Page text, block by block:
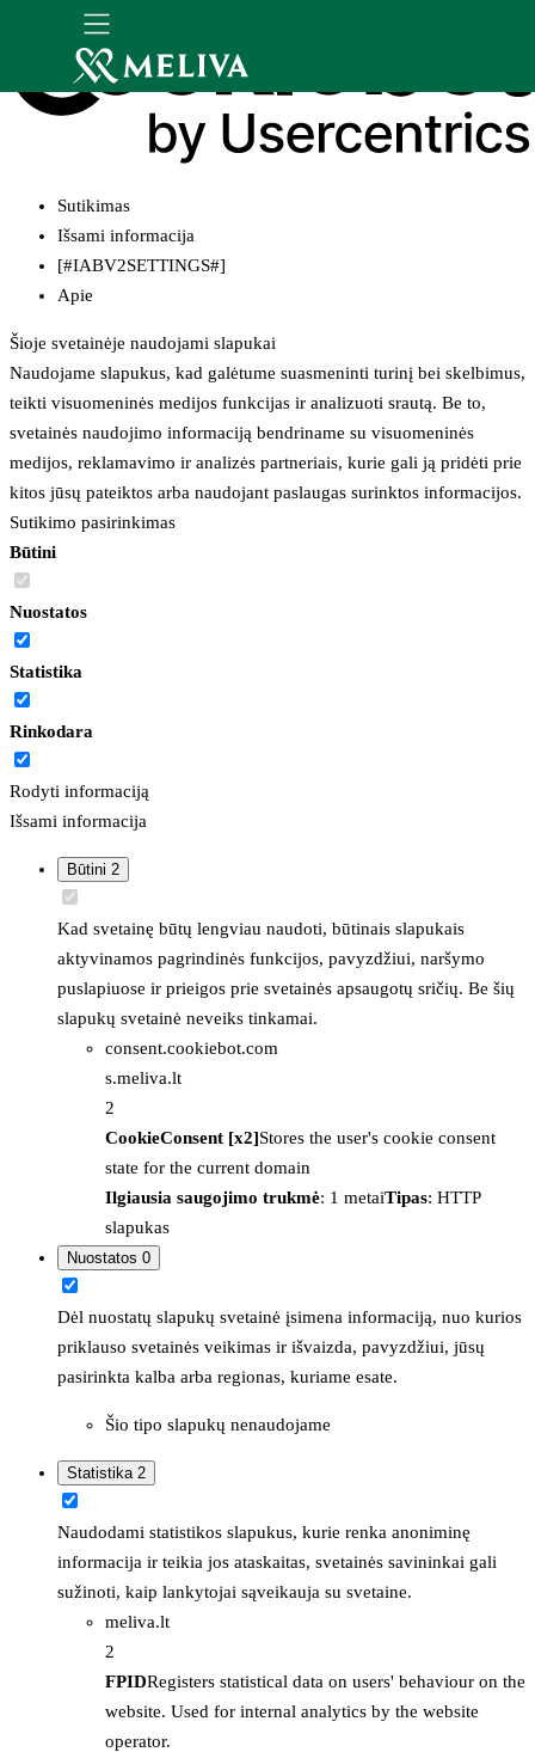
Sutikimas
Išsami informacija
[#IABV2SETTINGS#]
Apie
Šioje svetainėje naudojami slapukai
Naudojame slapukus, kad galėtume suasmeninti turinį bei skelbimus,
teikti visuomeninės medijos funkcijas ir analizuoti srautą. Be to,
svetainės naudojimo informaciją bendriname su visuomeninės
medijos, reklamavimo ir analizės partneriais, kurie gali ją pridėti prie
kitos jūsų pateiktos arba naudojant paslaugas surinktos informacijos.
Sutikimo pasirinkimas
Būtini
Nuostatos
Statistika
Rinkodara
Rodyti informaciją
Išsami informacija
Būtini 2
Kad svetainę būtų lengviau naudoti, būtinais slapukais
aktyvinamos pagrindinės funkcijos, pavyzdžiui, naršymo
puslapiuose ir prieigos prie svetainės apsaugotų sričių. Be šių
slapukų svetainė neveiks tinkamai.
consent.cookiebot.com
s.meliva.lt
2
CookieConsent [x2]Stores the user's cookie consent
state for the current domain
Ilgiausia saugojimo trukmė: 1 metaiTipas: HTTP
slapukas
Nuostatos 0
Dėl nuostatų slapukų svetainė įsimena informaciją, nuo kurios
priklauso svetainės veikimas ir išvaizda, pavyzdžiui, jūsų
pasirinkta kalba arba regionas, kuriame esate.
Šio tipo slapukų nenaudojame
Statistika 2
Naudodami statistikos slapukus, kurie renka anoniminę
informacija ir teikia jos ataskaitas, svetainės savininkai gali
sužinoti, kaip lankytojai sąveikauja su svetaine.
meliva.lt
2
FPIDRegisters statistical data on users' behaviour on the
website. Used for internal analytics by the website
operator.